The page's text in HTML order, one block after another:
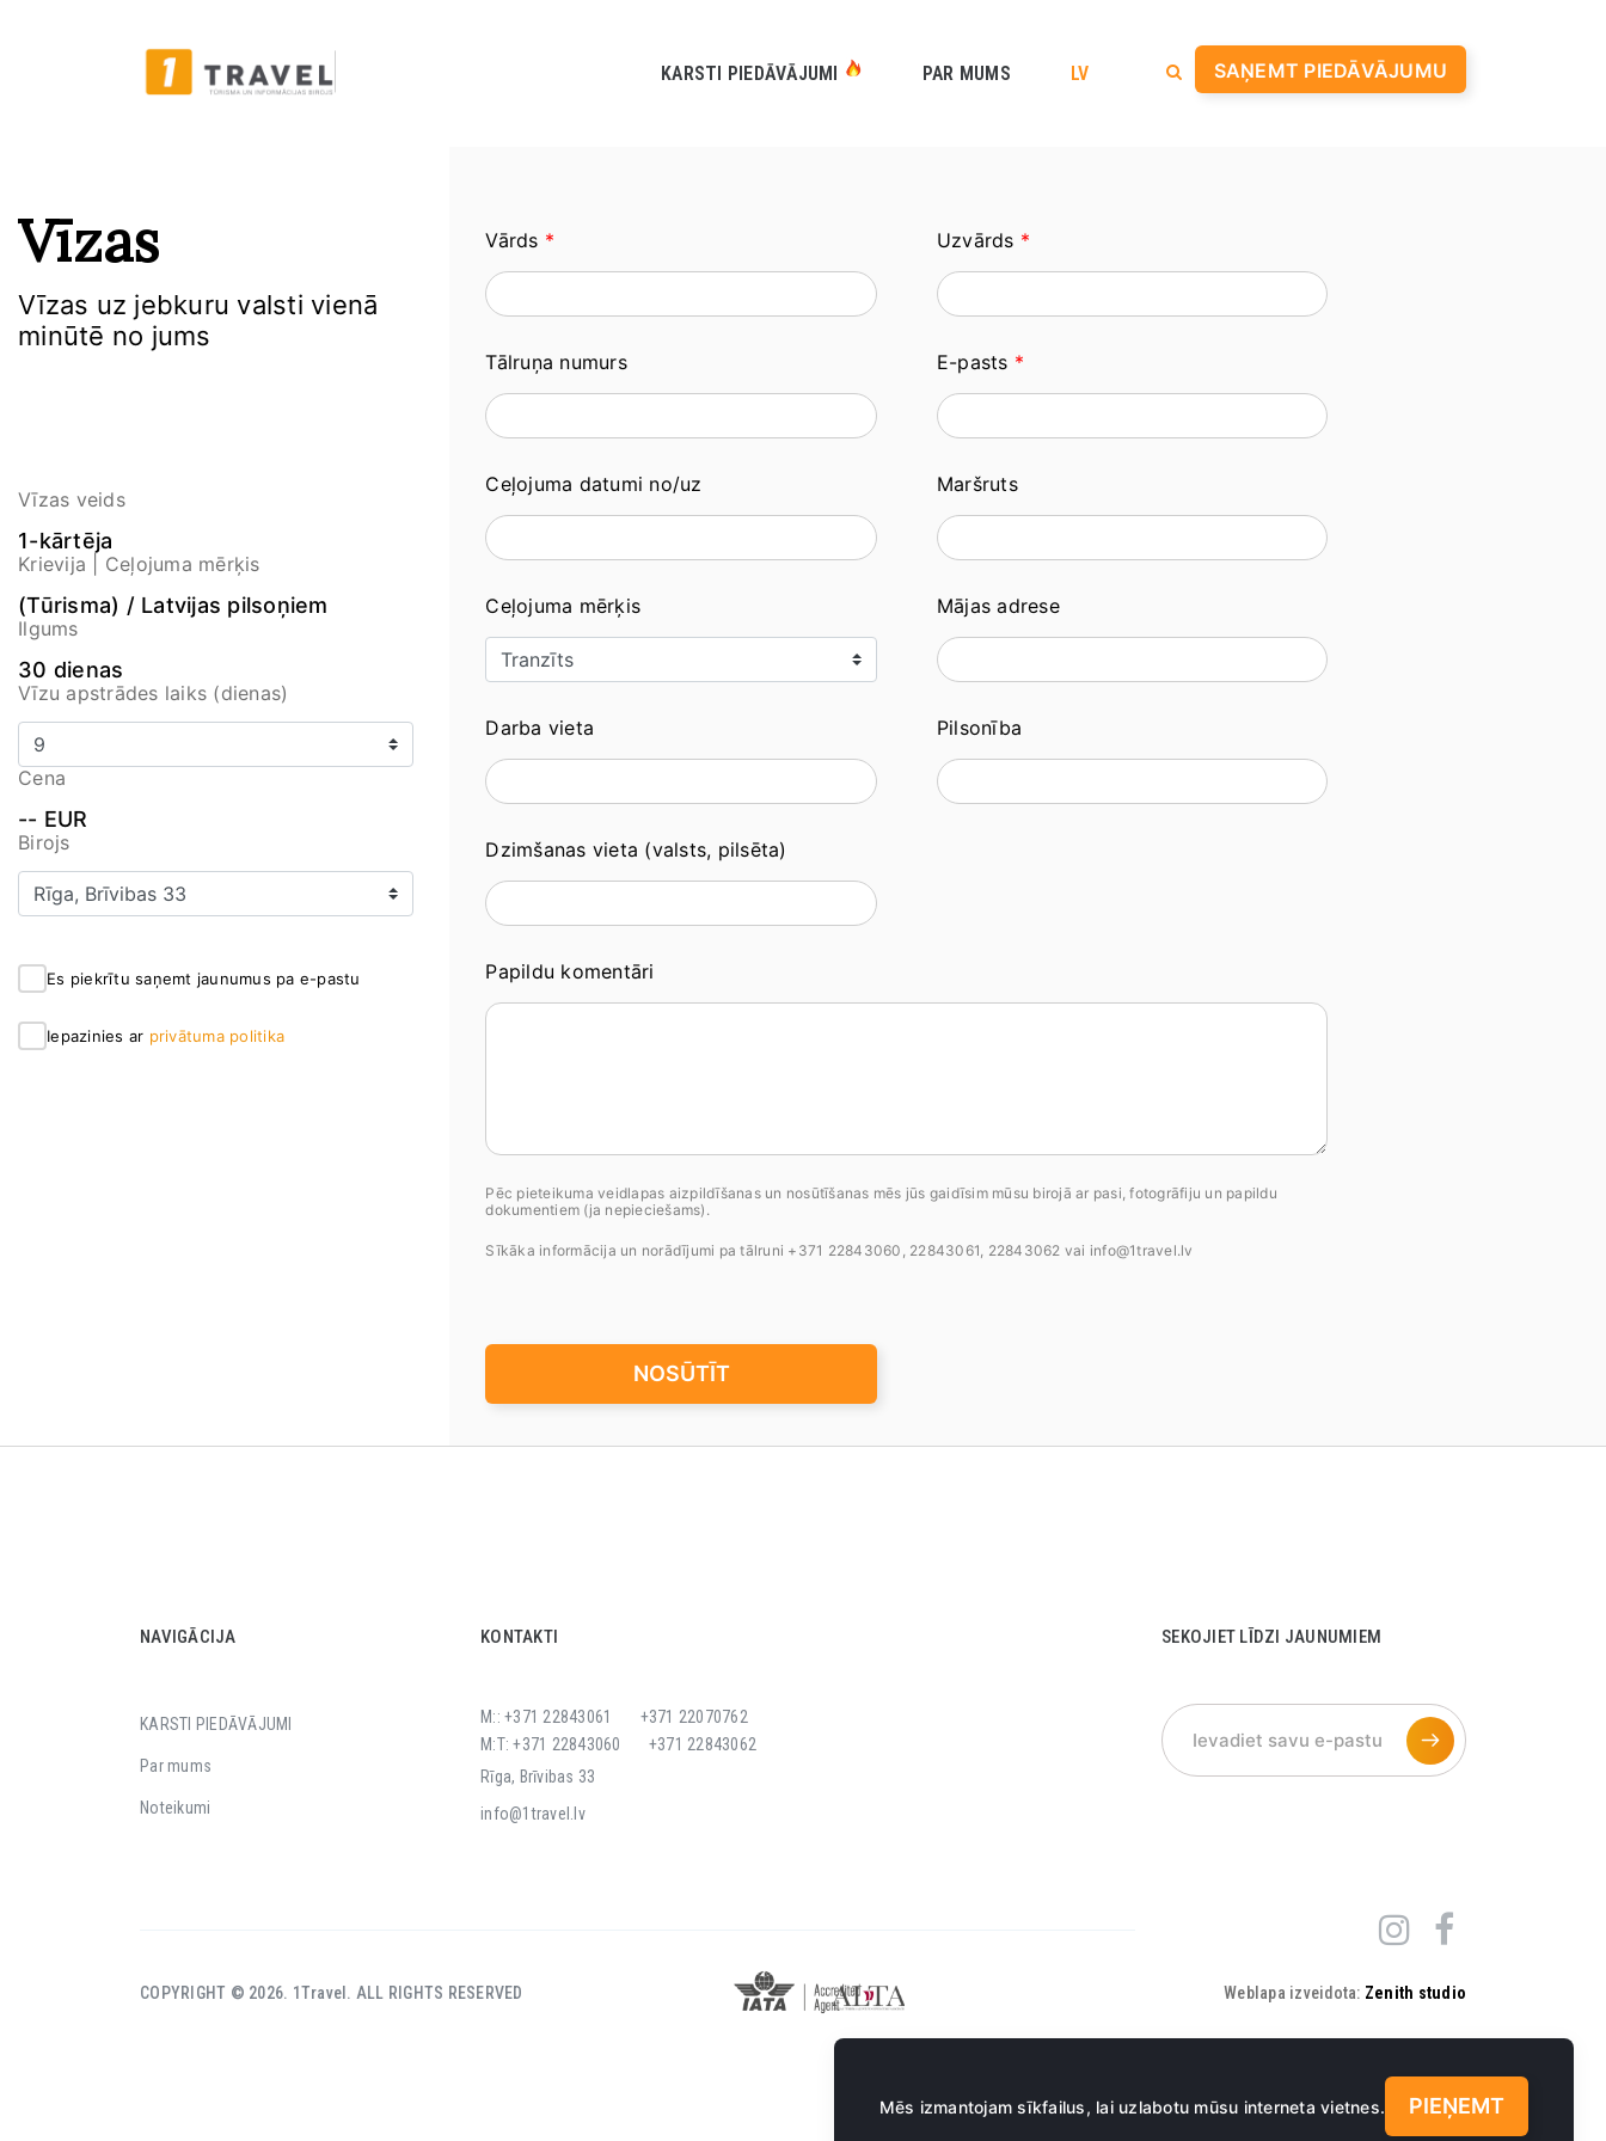
SAŅEMT PIEDĀVĀJUMU
KARSTI PIEDĀVĀJUMI PAR MUMS LV
Vīzas
Vīzas uz jebkuru valsti vienā
minūtē no jums
Vīzas veids
1-kārtēja
Krievija | Ceļojuma mērķis
(Tūrisma) / Latvijas pilsoņiem
Ilgums
30 dienas
Vīzu apstrādes laiks (dienas)
Cena
-- EUR
Birojs
Es piekrītu saņemt jaunumus pa e-pastu
Iepazinies ar privātuma politika
Vārds * Uzvārds *
Tālruņa numurs E-pasts *
Ceļojuma datumi no/uz Maršruts
Ceļojuma mērķis Mājas adrese
Darba vieta Pilsonība
Dzimšanas vieta (valsts, pilsēta)
Papildu komentāri
Pēc pieteikuma veidlapas aizpildīšanas un nosūtīšanas mēs jūs gaidīsim mūsu birojā ar pasi, fotogrāfiju un papildu
dokumentiem (ja nepieciešams).
Sīkāka informācija un norādījumi pa tālruni +371 22843060, 22843061, 22843062 vai info@1travel.lv
NOSŪTĪT
NAVIGĀCIJA
KARSTI PIEDĀVĀJUMI
Par mums
Noteikumi
KONTAKTI
M:: +371 22843061
+371 22070762
M:T: +371 22843060
+371 22843062
Rīga, Brīvibas 33
info@1travel.lv
SEKOJIET LĪDZI JAUNUMIEM
COPYRIGHT © 2026. 1Travel. ALL RIGHTS RESERVED Weblapa izveidota: Zenith studio
Mēs izmantojam sīkfailus, lai uzlabotu mūsu interneta vietnes. PIEŅEMT